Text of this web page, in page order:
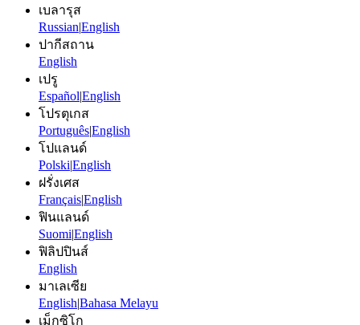
เบลารุส
Russian|English
ปากีสถาน
English
เปรู
Español|English
โปรตุเกส
Português|English
โปแลนด์
Polski|English
ฝรั่งเศส
Français|English
ฟินแลนด์
Suomi|English
ฟิลิปปินส์
English
มาเลเซีย
English|Bahasa Melayu
เม็กซิโก